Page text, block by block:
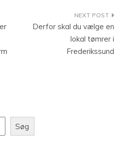
Derfor skal du vælge en
lokal tømrer i
Frederikssund
Søg